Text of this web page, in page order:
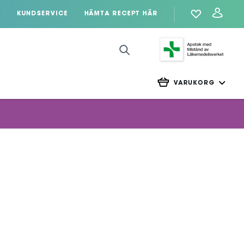
KUNDSERVICE HÄMTA RECEPT HÄR
VARUKORG